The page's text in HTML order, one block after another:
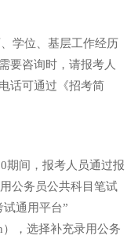
学位、基层工作经历
要咨询时，请报考人
话可通过《招考简
期间，报考人员通过报
公务员公共科目笔试
通用平台”
），选择补充录用公务